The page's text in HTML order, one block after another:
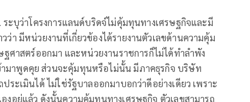
ะบุว่าโครงการแลนด์บริดจ์ไม่คุ้มทุนทางเศรษฐกิจและมี
า มีหน่วยงานที่เกี่ยวข้องได้รายงานตัวเลขด้านความคุ้ม
ฐศาสตร์ออกมา และหน่วยงานราชการก็ไม่ได้ทำลำพัง
มาพูดคุย ส่วนจะคุ้มทุนหรือไม่นั้น มีภาคธุรกิจ บริษัท
ระเมินได้ ไม่ใช่รัฐบาลออกมาบอกว่าดีอย่างเดียว เพราะ
งอยู่แล้ว ดังนั้นความคุ้มทุนทางเศรษฐกิจ ตัวเลขสามารถ